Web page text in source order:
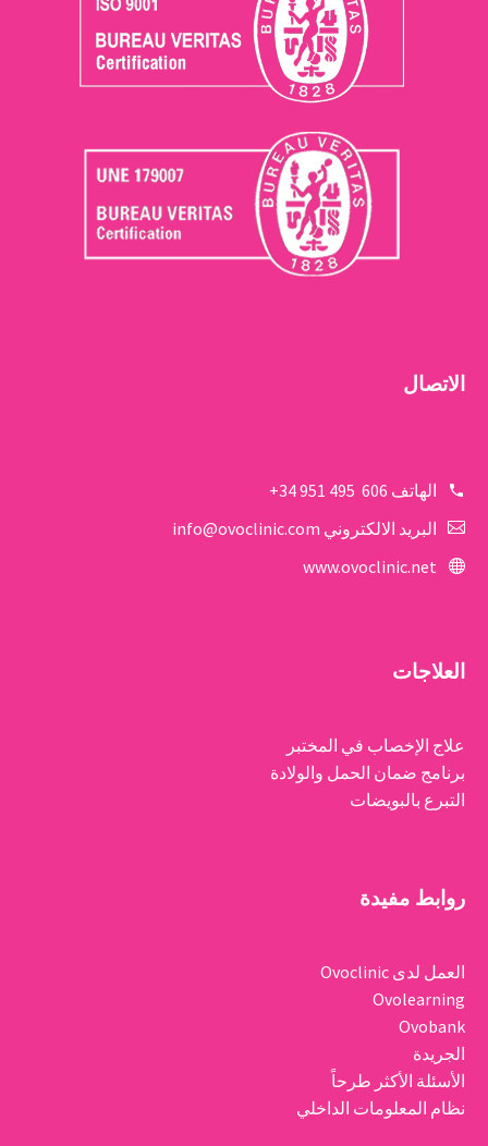
الاتصال
الهاتف 606 495 951 34+
البريد الالكتروني info@ovoclinic.com
www.ovoclinic.net
العلاجات
علاج الإخصاب في المختبر
برنامج ضمان الحمل والولادة
التبرع بالبويضات
روابط مفيدة
العمل لدى Ovoclinic
Ovolearning
Ovobank
الجريدة
الأسئلة الأكثر طرحاً
نظام المعلومات الداخلي